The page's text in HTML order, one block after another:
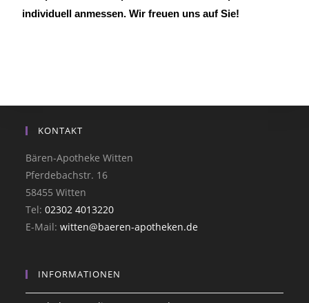
individuell anmessen. Wir freuen uns auf Sie!
KONTAKT
Bären-Apotheke Witten
Pferdebachstr. 16
58455 Witten
Tel:02302 4013220
E-Mail:witten@baeren-apotheken.de
INFORMATIONEN